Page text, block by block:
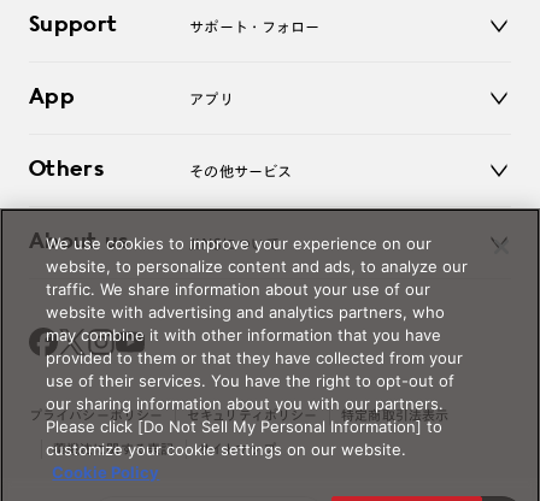
アクセサリー
ログアウト
Support サポート・フォロー
よくあるご質問
お問い合わせ
App アプリ
Others その他サービス
レンズ交換
オンラインギフト
価格案内
About us JINSについて
Magnify Life
会社概要
採用情報
法人のお客様
出店について
プライバシーポリシー セキュリティポリシー 特定商取引法表示
薬機法に関する表記 サイトマップ
We use cookies to improve your experience on our
website, to personalize content and ads, to analyze our
traffic. We share information about your use of our
website with advertising and analytics partners, who
may combine it with other information that you have
provided to them or that they have collected from your
use of their services. You have the right to opt-out of
our sharing information about you with our partners.
Please click [Do Not Sell My Personal Information] to
customize your cookie settings on our website.
Cookie Policy